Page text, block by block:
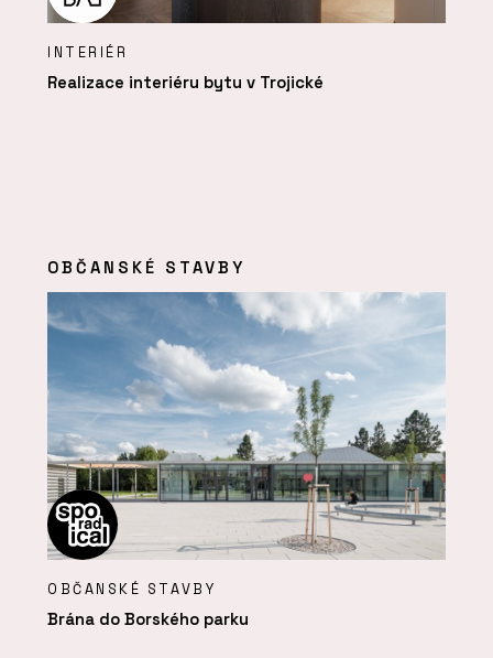
INTERIÉR
Realizace interiéru bytu v Trojické
OBČANSKÉ STAVBY
OBČANSKÉ STAVBY
Brána do Borského parku